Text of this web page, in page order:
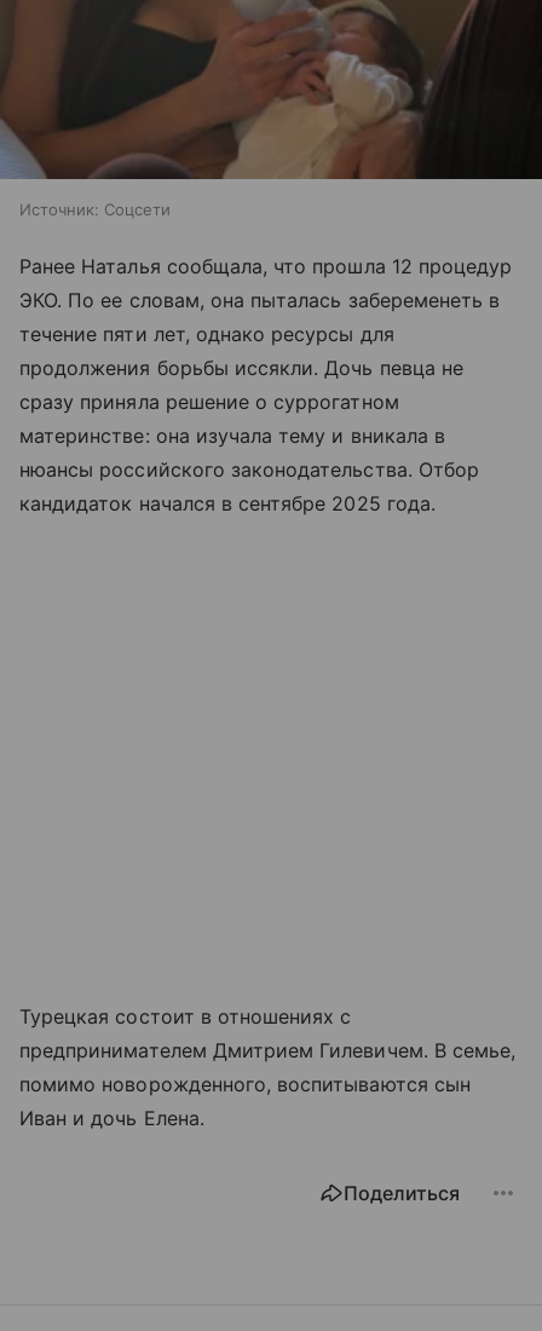
Источник: Соцсети
Ранее Наталья сообщала, что прошла 12 процедур
ЭКО. По ее словам, она пыталась забеременеть в
течение пяти лет, однако ресурсы для
продолжения борьбы иссякли. Дочь певца не
сразу приняла решение о суррогатном
материнстве: она изучала тему и вникала в
нюансы российского законодательства. Отбор
кандидаток начался в сентябре 2025 года.
Турецкая состоит в отношениях с
предпринимателем Дмитрием Гилевичем. В семье,
помимо новорожденного, воспитываются сын
Иван и дочь Елена.
Поделиться